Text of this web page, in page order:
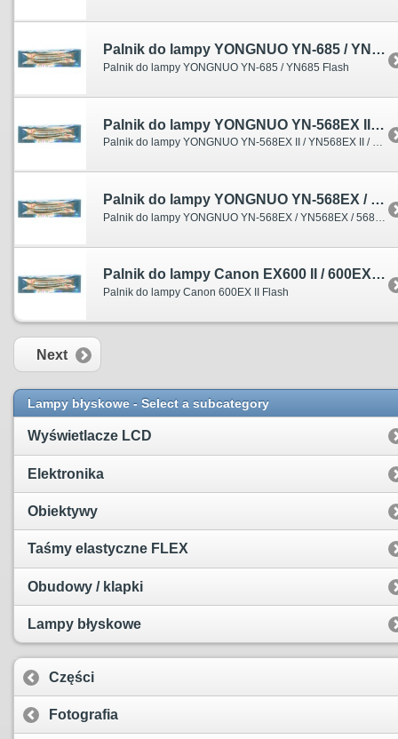
Palnik do lampy YONGNUO YN-685 / YN685 Flash
Palnik do lampy YONGNUO YN-685 / YN685 Flash
Palnik do lampy YONGNUO YN-568EX II / YN568EX II / 568EX II Flash
Palnik do lampy YONGNUO YN-568EX II / YN568EX II / 568EX II Flash
Palnik do lampy YONGNUO YN-568EX / YN568EX / 568EX Flash
Palnik do lampy Canon EX600 II / 600EX II Flash
Palnik do lampy Canon 600EX II Flash
Next
Lampy błyskowe - Select a subcategory
Wyświetlacze LCD
Elektronika
Obiektywy
Taśmy elastyczne FLEX
Obudowy / klapki
Lampy błyskowe
Części
Fotografia